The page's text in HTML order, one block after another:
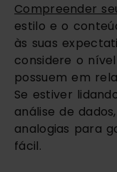
Compreender
estilo e o
às suas
considere o
possuem em
Se estiver
análise de
analogias para
fácil.